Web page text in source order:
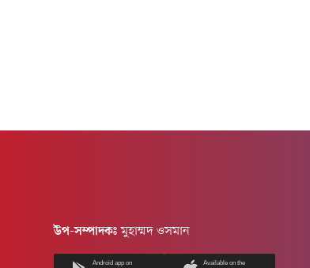
উপ-সম্পাদকঃমুহাম্মদ ওসমান
Android app on Available on the